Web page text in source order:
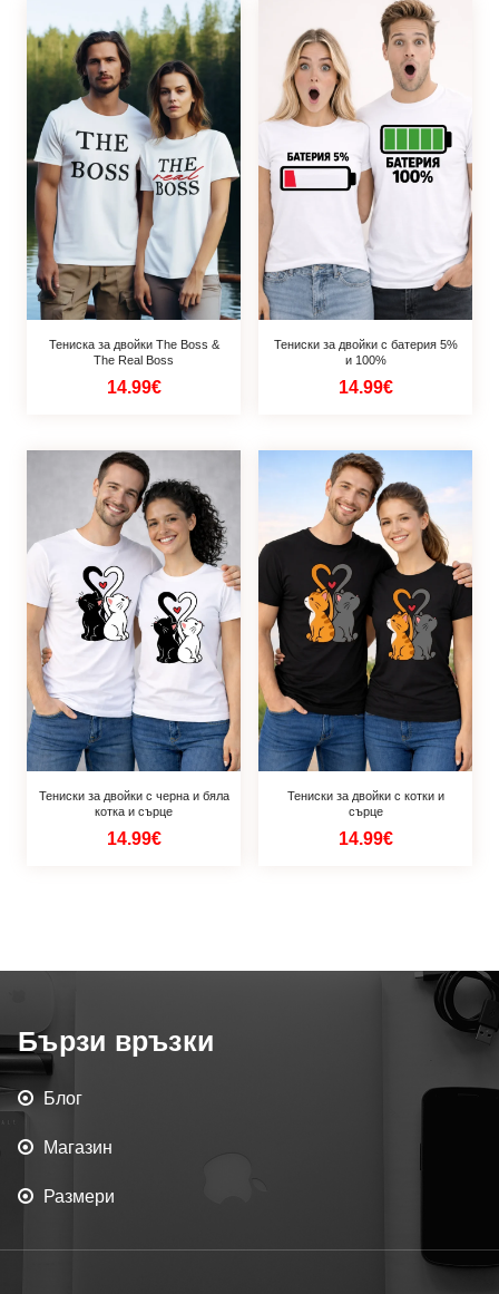
Тениска за двойки The Boss &
The Real Boss
14.99€
Тениски за двойки с батерия 5%
и 100%
14.99€
Тениски за двойки с черна и бяла
котка и сърце
14.99€
Тениски за двойки с котки и
сърце
14.99€
Бързи връзки
Блог
Магазин
Размери